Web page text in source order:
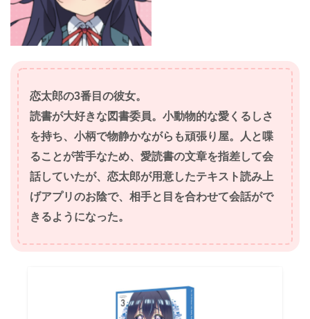
恋太郎の3番目の彼女。
読書が大好きな図書委員。小動物的な愛くるしさ
を持ち、小柄で物静かながらも頑張り屋。人と喋
ることが苦手なため、愛読書の文章を指差して会
話していたが、恋太郎が用意したテキスト読み上
げアプリのお陰で、相手と目を合わせて会話がで
きるようになった。